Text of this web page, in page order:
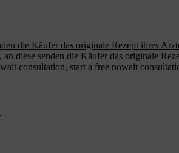
die Käufer das originale Rezept ihres
diese senden die Käufer das originale
consultation, start a free nowait